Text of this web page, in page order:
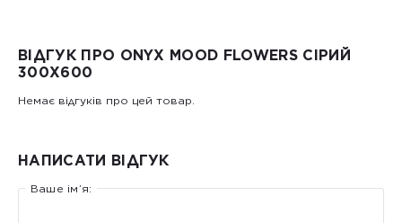
ВІДГУК ПРО ONYX MOOD FLOWERS СІРИЙ
300Х600
Немає відгуків про цей товар.
НАПИСАТИ ВІДГУК
Ваше ім’я: